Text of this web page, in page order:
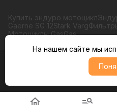
Купить эндуро мотоцикл
Gaerne SG 12Stark Varg
Мотоциклы GasGas
© Moto365, Все права
Политика обратботки
На нашем сайте мы